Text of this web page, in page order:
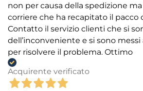
non per causa della spedizione ma
corriere che ha recapitato il pacco
Contatto il servizio clienti che si
dell’inconveniente e si sono messi
per risolvere il problema. Ottimo
Acquirente verificato